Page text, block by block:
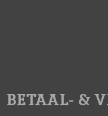
BETAAL- &